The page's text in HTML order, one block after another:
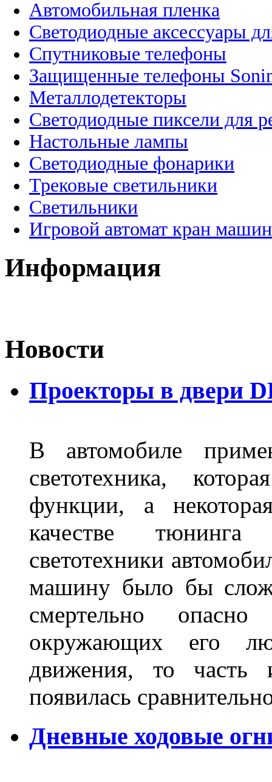
Автомобильная пленка
Светодиодные аксессуары
Спутниковые телефоны
Защищенные телефоны
Металлодетекторы
Светодиодные пиксели для
Настольные лампы
Светодиодные фонарики
Трековые светильники
Светильники
Игровой автомат кран
Информация
Новости
Проекторы в двери
В автомобиле
светотехника,
функции, а
качестве
светотехники
машину было бы
смертельно
окружающих его
движения, то часть
появилась
Дневные ходовые